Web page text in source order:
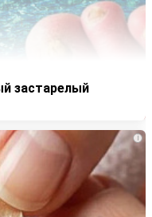
застарелый
i